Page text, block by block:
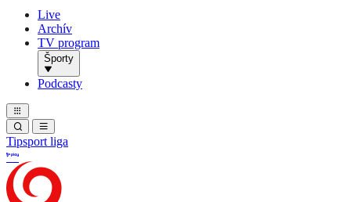
Live
Archív
TV program
Športy
Podcasty
Tipsport liga